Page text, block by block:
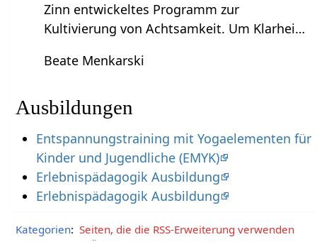
Zinn entwickeltes Programm zur
Kultivierung von Achtsamkeit. Um Klarhei…
Beate Menkarski
Ausbildungen
Entspannungstraining mit Yogaelementen für
Kinder und Jugendliche (EMYK)
Erlebnispädagogik Ausbildung
Erlebnispädagogik Ausbildung
Kategorien: Seiten, die die RSS-Erweiterung verwenden